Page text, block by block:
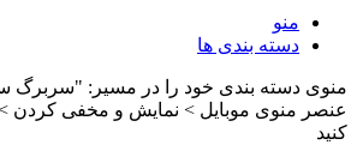
منو
دسته بندی ها
منوی دسته بندی خود را در مسیر: "سربرگ
عنصر منوی موبایل > نمایش و مخفی کردن >
کنید